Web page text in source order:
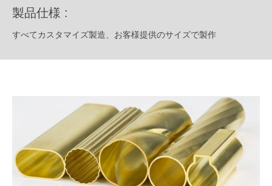
製品仕様 :
すべてカスタマイズ製造、お客様提供のサイズで製作